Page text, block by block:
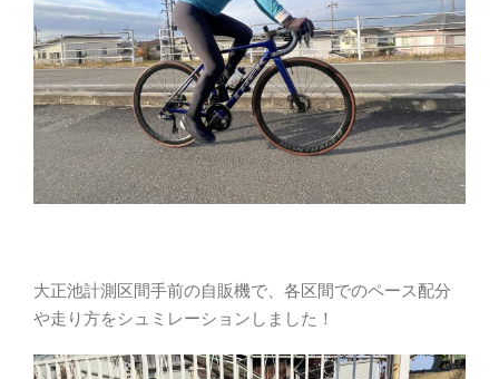
大正池計測区間手前の自販機で、各区間でのペース配分
や走り方をシュミレーションしました！